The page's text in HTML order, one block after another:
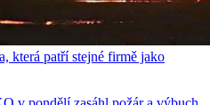
která patří stejné firmě jako